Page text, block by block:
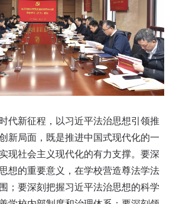
新征程，以习近平法治思想引领推
新局面，既是推进中国式现代化的一
现社会主义现代化的有力支撑。要深
想的重要意义，在学校营造尊法学法
；要深刻把握习近平法治思想的科学